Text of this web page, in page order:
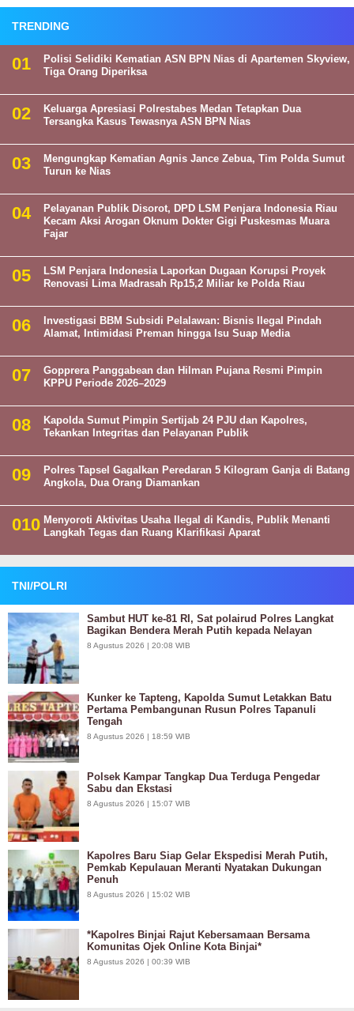
TRENDING
Polisi Selidiki Kematian ASN BPN Nias di Apartemen Skyview,
Tiga Orang Diperiksa
Keluarga Apresiasi Polrestabes Medan Tetapkan Dua
Tersangka Kasus Tewasnya ASN BPN Nias
Mengungkap Kematian Agnis Jance Zebua, Tim Polda Sumut
Turun ke Nias
Pelayanan Publik Disorot, DPD LSM Penjara Indonesia Riau
Kecam Aksi Arogan Oknum Dokter Gigi Puskesmas Muara
Fajar
LSM Penjara Indonesia Laporkan Dugaan Korupsi Proyek
Renovasi Lima Madrasah Rp15,2 Miliar ke Polda Riau
Investigasi BBM Subsidi Pelalawan: Bisnis Ilegal Pindah
Alamat, Intimidasi Preman hingga Isu Suap Media
Gopprera Panggabean dan Hilman Pujana Resmi Pimpin
KPPU Periode 2026–2029
Kapolda Sumut Pimpin Sertijab 24 PJU dan Kapolres,
Tekankan Integritas dan Pelayanan Publik
Polres Tapsel Gagalkan Peredaran 5 Kilogram Ganja di Batang
Angkola, Dua Orang Diamankan
Menyoroti Aktivitas Usaha Ilegal di Kandis, Publik Menanti
Langkah Tegas dan Ruang Klarifikasi Aparat
TNI/POLRI
Sambut HUT ke-81 RI, Sat polairud Polres Langkat
Bagikan Bendera Merah Putih kepada Nelayan
8 Agustus 2026 | 20:08 WIB
Kunker ke Tapteng, Kapolda Sumut Letakkan Batu
Pertama Pembangunan Rusun Polres Tapanuli
Tengah
8 Agustus 2026 | 18:59 WIB
Polsek Kampar Tangkap Dua Terduga Pengedar
Sabu dan Ekstasi
8 Agustus 2026 | 15:07 WIB
Kapolres Baru Siap Gelar Ekspedisi Merah Putih,
Pemkab Kepulauan Meranti Nyatakan Dukungan
Penuh
8 Agustus 2026 | 15:02 WIB
*Kapolres Binjai Rajut Kebersamaan Bersama
Komunitas Ojek Online Kota Binjai*
8 Agustus 2026 | 00:39 WIB